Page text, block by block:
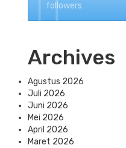
followers
Archives
Agustus 2026
Juli 2026
Juni 2026
Mei 2026
April 2026
Maret 2026